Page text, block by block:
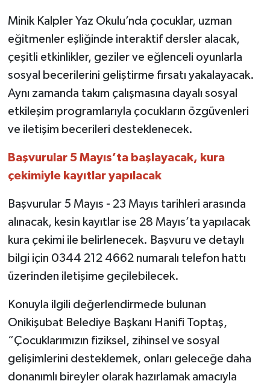
Minik Kalpler Yaz Okulu’nda çocuklar, uzman
eğitmenler eşliğinde interaktif dersler alacak,
çeşitli etkinlikler, geziler ve eğlenceli oyunlarla
sosyal becerilerini geliştirme fırsatı yakalayacak.
Aynı zamanda takım çalışmasına dayalı sosyal
etkileşim programlarıyla çocukların özgüvenleri
ve iletişim becerileri desteklenecek.
Başvurular 5 Mayıs’ta başlayacak, kura
çekimiyle kayıtlar yapılacak
Başvurular 5 Mayıs - 23 Mayıs tarihleri arasında
alınacak, kesin kayıtlar ise 28 Mayıs’ta yapılacak
kura çekimi ile belirlenecek. Başvuru ve detaylı
bilgi için 0344 212 4662 numaralı telefon hattı
üzerinden iletişime geçilebilecek.
Konuyla ilgili değerlendirmede bulunan
Onikişubat Belediye Başkanı Hanifi Toptaş,
“Çocuklarımızın fiziksel, zihinsel ve sosyal
gelişimlerini desteklemek, onları geleceğe daha
donanımlı bireyler olarak hazırlamak amacıyla